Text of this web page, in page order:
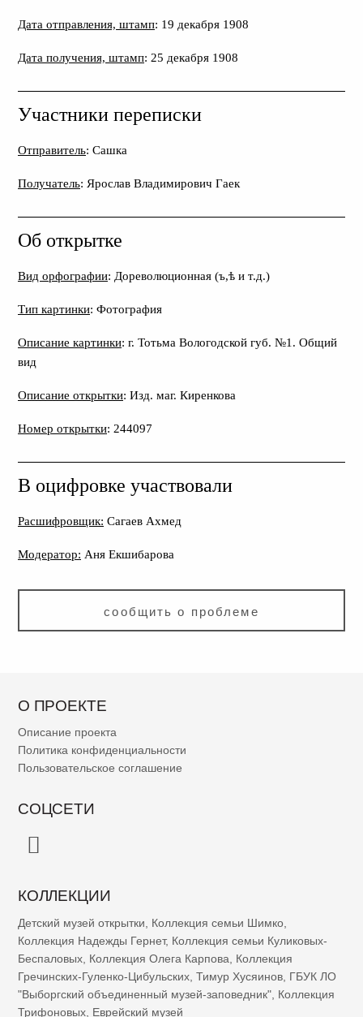
Дата отправления, штамп: 19 декабря 1908
Дата получения, штамп: 25 декабря 1908
Участники переписки
Отправитель: Сашка
Получатель: Ярослав Владимирович Гаек
Об открытке
Вид орфографии: Дореволюционная (ъ,ѣ и т.д.)
Тип картинки: Фотография
Описание картинки: г. Тотьма Вологодской губ. №1. Общий
вид
Описание открытки: Изд. маг. Киренкова
Номер открытки: 244097
В оцифровке участвовали
Расшифровщик: Сагаев Ахмед
Модератор: Аня Екшибарова
сообщить о проблеме
О ПРОЕКТЕ
Описание проекта
Политика конфиденциальности
Пользовательское соглашение
СОЦСЕТИ
КОЛЛЕКЦИИ
Детский музей открытки Коллекция семьи Шимко
Коллекция Надежды Гернет, Коллекция семьи Куликовых-
Беспаловых Коллекция Олега Карпова
Коллекция
Гречинских-Гуленко-Цибульских Тимур Хусяинов ГБУК ЛО
"Выборгский объединенный музей-заповедник" Коллекция
Трифоновых Еврейский музей